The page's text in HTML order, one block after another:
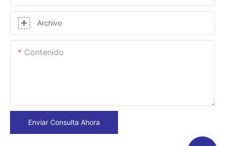
Archivo
Contenido
Enviar Consulta Ahora